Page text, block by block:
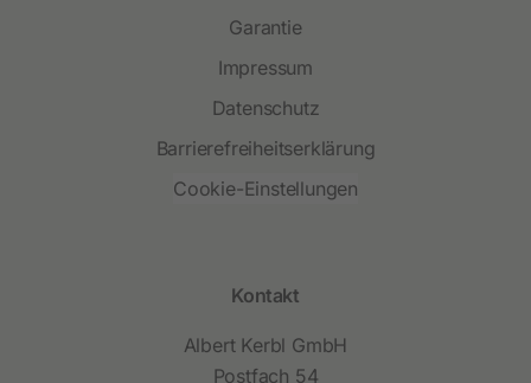
Garantie
Impressum
Datenschutz
Barrierefreiheitserklärung
Cookie-Einstellungen
Kontakt
Albert Kerbl GmbH
Postfach 54